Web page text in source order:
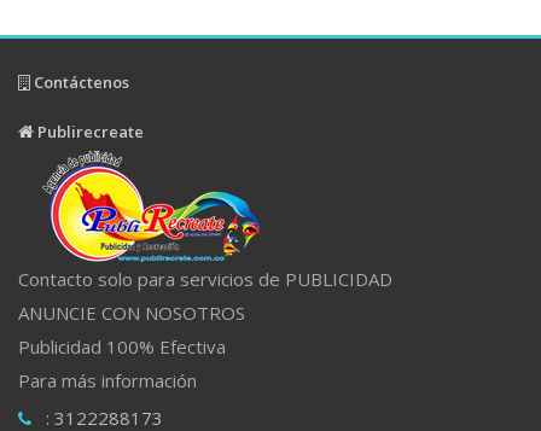
Contáctenos
Publirecreate
Contacto solo para servicios de PUBLICIDAD
ANUNCIE CON NOSOTROS
Publicidad 100% Efectiva
Para más información
: 3122288173